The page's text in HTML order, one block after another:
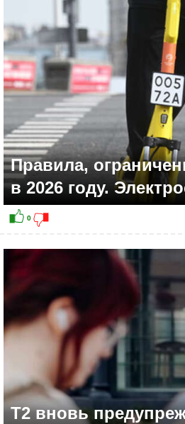
Правила,
в 2026 году.
T2 вновь